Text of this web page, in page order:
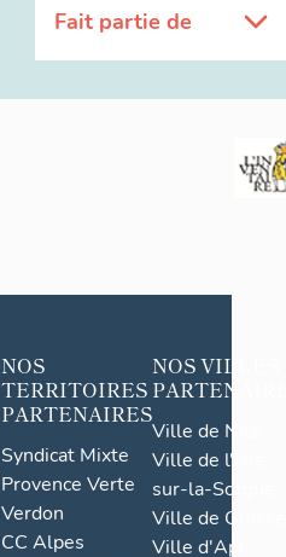
Fait partie de
NOS
TERRITOIRES
PARTENAIRES
Syndicat Mixte
Provence Verte
Verdon
CC Alpes
NOS VILLES
Ville de Nice
Ville de l'Isle-
sur-la-Sorgue
Ville de Grasse
Ville d'Apt